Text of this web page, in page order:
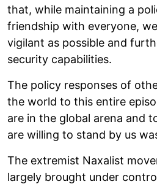
that, while maintaining a
friendship with everyone,
vigilant as possible and
security capabilities.
The policy responses of
the world to this entire
are in the global arena and
are willing to stand by us
The extremist Naxalist
largely brought under